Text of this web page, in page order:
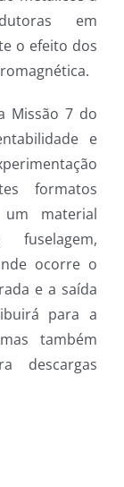
em
o efeito dos
Missão 7 do
e
formatos
material
ocorre o
e a saída
para a
também
descargas